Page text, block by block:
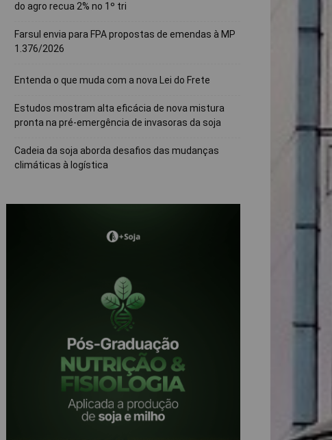
do agro recua 2% no 1º tri
Farsul envia para FPA propostas de emendas à MP
1.376/2026
Entenda o que muda com a nova Lei do Frete
Estudos mostram alta eficácia de nova mistura
pronta na pré-emergência de invasoras da soja
Cadeia da soja aborda desafios das mudanças
climáticas à logística